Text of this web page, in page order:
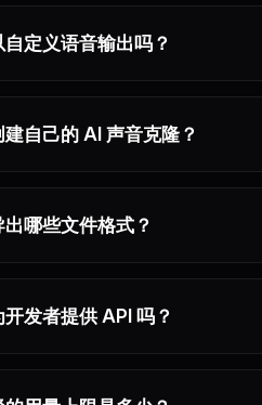
定义语音输出吗？
自己的 AI 声音克隆？
哪些文件格式？
发者提供 API 吗？